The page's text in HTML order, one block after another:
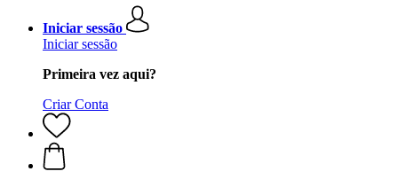
Iniciar sessão
Iniciar sessão
Primeira vez aqui?
Criar Conta